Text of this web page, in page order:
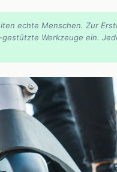
echte Menschen. Zur
Werkzeuge ein.